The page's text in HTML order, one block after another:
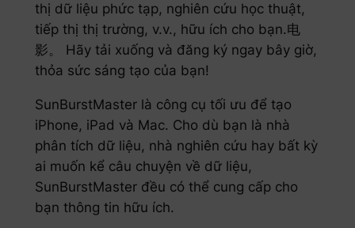
thị dữ liệu phức tạp, nghiên cứu học thuật,
tiếp thị thị trường, v.v., hữu ích cho bạn.电
影。 Hãy tải xuống và đăng ký ngay bây giờ,
thỏa sức sáng tạo của bạn!
SunBurstMaster là công cụ tối ưu để tạo
iPhone, iPad và Mac. Cho dù bạn là nhà
phân tích dữ liệu, nhà nghiên cứu hay bất kỳ
ai muốn kể câu chuyện về dữ liệu,
SunBurstMaster đều có thể cung cấp cho
bạn thông tin hữu ích.